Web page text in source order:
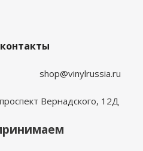
shop@vinylrussia.ru
Вернадского, 12Д